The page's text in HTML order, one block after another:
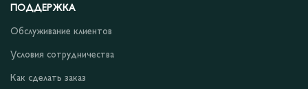
ПОДДЕРЖКА
Обслуживание клиентов
Условия сотрудничества
Как сделать заказ